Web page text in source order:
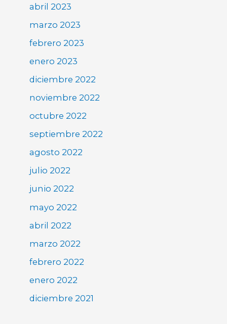
abril 2023
marzo 2023
febrero 2023
enero 2023
diciembre 2022
noviembre 2022
octubre 2022
septiembre 2022
agosto 2022
julio 2022
junio 2022
mayo 2022
abril 2022
marzo 2022
febrero 2022
enero 2022
diciembre 2021